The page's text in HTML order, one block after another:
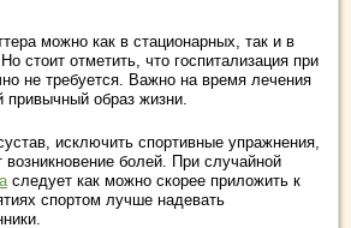
можно как в стационарных, так и в
стоит отметить, что госпитализация при
не требуется. Важно на время лечения
привычный образ жизни.
исключить спортивные упражнения,
возникновение болей. При случайной
следует как можно скорее приложить к
спортом лучше надевать